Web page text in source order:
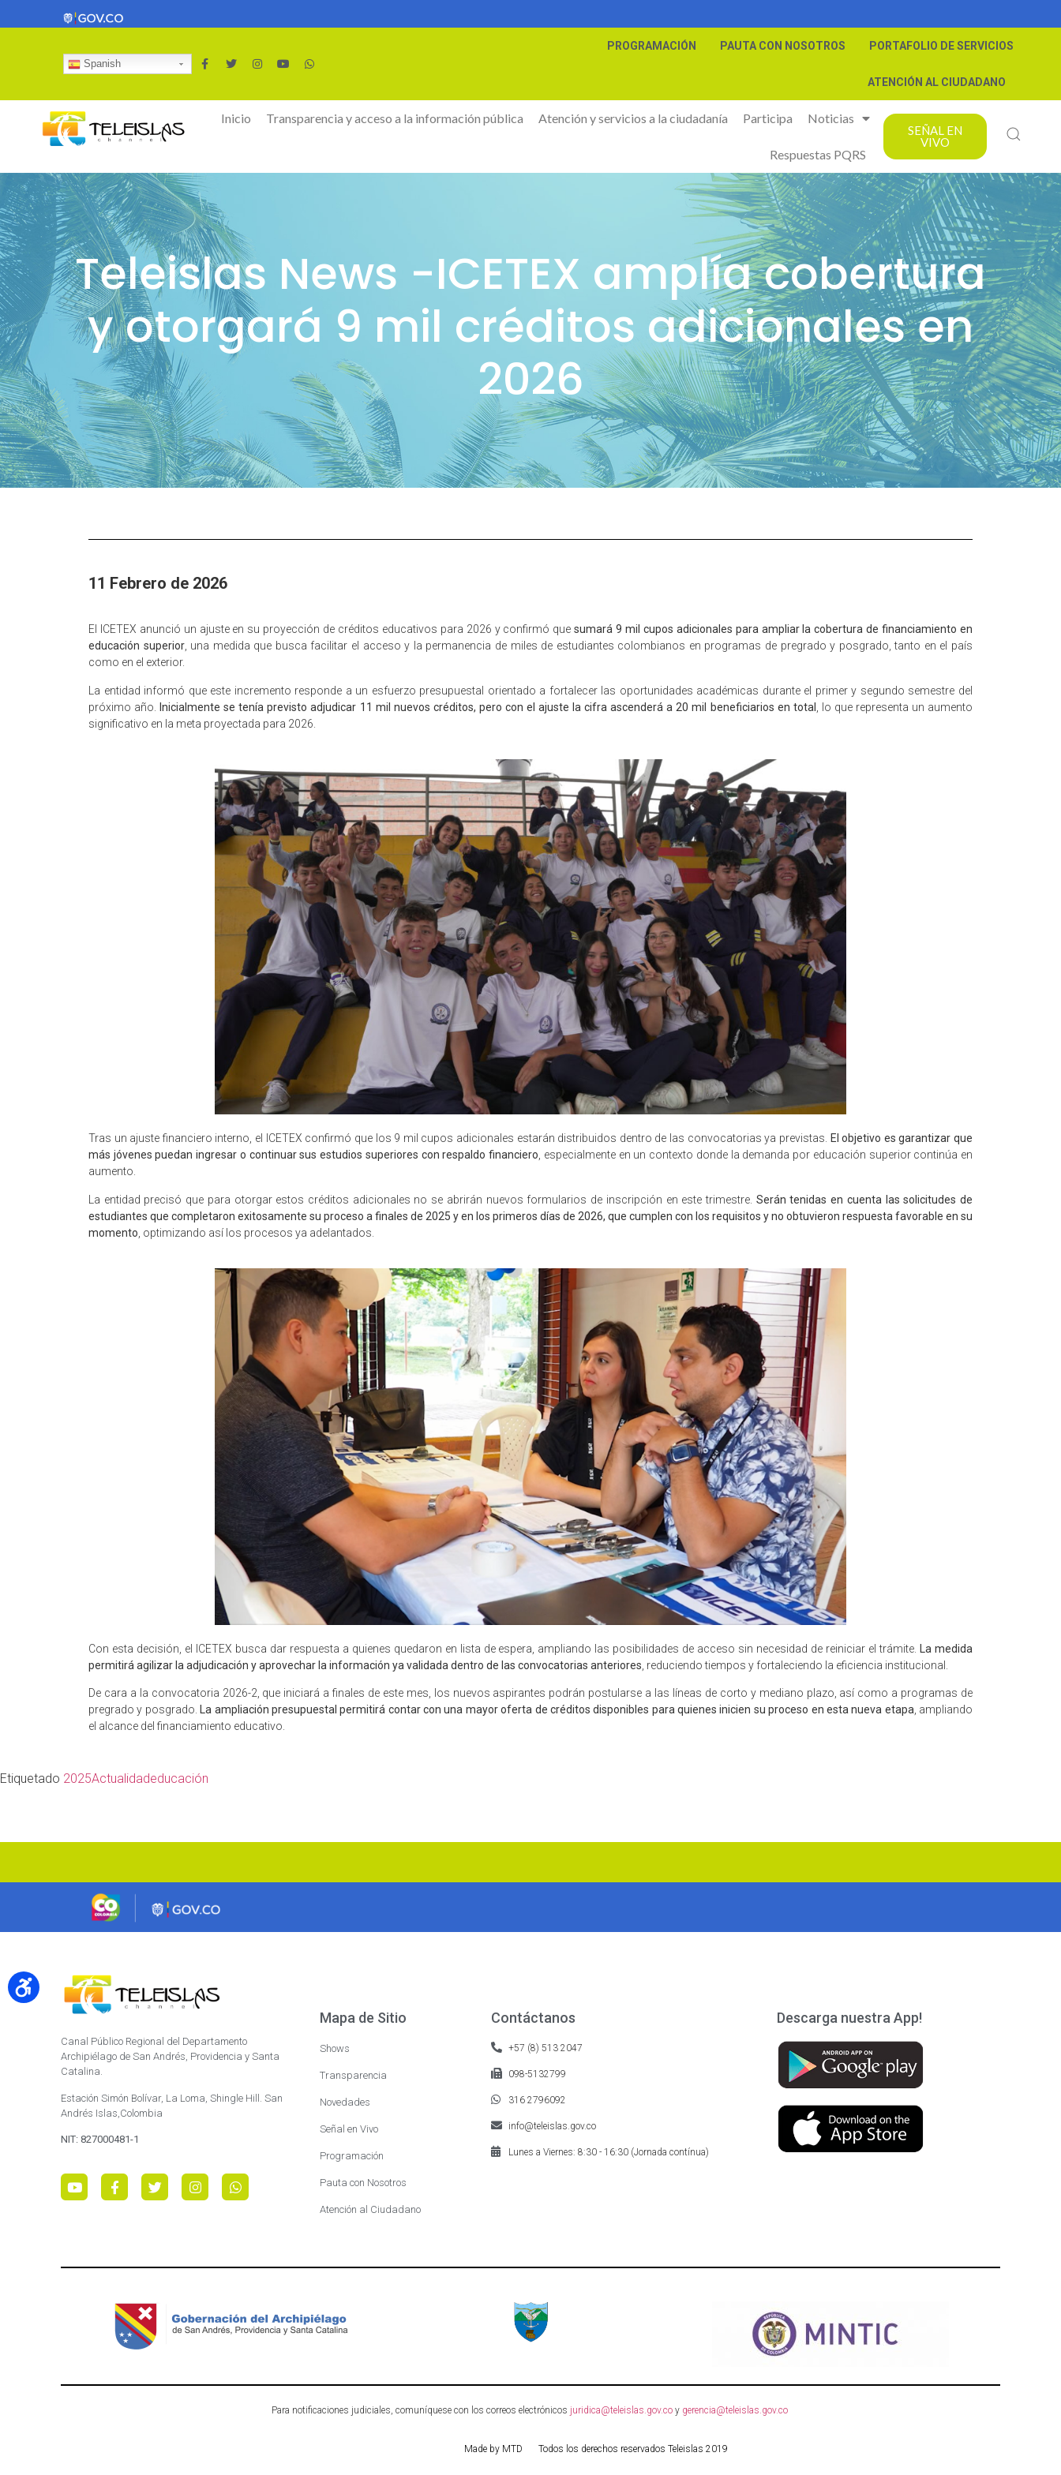
Spanish
PROGRAMACIÓN PAUTA CON NOSOTROS PORTAFOLIO DE SERVICIOS
ATENCIÓN AL CIUDADANO
Inicio Transparencia y acceso a la información pública Atención y servicios a la ciudadanía Participa Noticias
Respuestas PQRS
SEÑAL EN
VIVO
Teleislas News -ICETEX amplía cobertura
y otorgará 9 mil créditos adicionales en
2026
11 Febrero de 2026
El ICETEX anunció un ajuste en su proyección de créditos educativos para 2026 y confirmó quesumará 9 mil cupos adicionales para ampliar la cobertura de financiamiento en
educación superior, una medida que busca facilitar el acceso y la permanencia de miles de estudiantes colombianos en programas de pregrado y posgrado, tanto en el país
como en el exterior.
La entidad informó que este incremento responde a un esfuerzo presupuestal orientado a fortalecer las oportunidades académicas durante el primer y segundo semestre del
próximo año.
Inicialmente se tenía previsto adjudicar 11 mil nuevos créditos, pero con el ajuste la cifra ascenderá a 20 mil beneficiarios en total
, lo que representa un aumento
significativo en la meta proyectada para 2026.
Tras un ajuste financiero interno, el ICETEX confirmó que los 9 mil cupos adicionales estarán distribuidos dentro de las convocatorias ya previstas. El objetivo es garantizar que
más jóvenes puedan ingresar o continuar sus estudios superiores con respaldo financiero, especialmente en un contexto donde la demanda por educación superior continúa en
aumento.
La entidad precisó que para otorgar estos créditos adicionales no se abrirán nuevos formularios de inscripción en este trimestre. Serán tenidas en cuenta las solicitudes de
estudiantes que completaron exitosamente su proceso a finales de 2025 y en los primeros días de 2026, que cumplen con los requisitos y no obtuvieron respuesta favorable en su
momento , optimizando así los procesos ya adelantados.
Con esta decisión, el ICETEX busca dar respuesta a quienes quedaron en lista de espera, ampliando las posibilidades de acceso sin necesidad de reiniciar el trámite.La medida
permitirá agilizar la adjudicación y aprovechar la información ya validada dentro de las convocatorias anteriores , reduciendo tiempos y fortaleciendo la eficiencia institucional.
De cara a la convocatoria 2026-2, que iniciará a finales de este mes, los nuevos aspirantes podrán postularse a las líneas de corto y mediano plazo, así como a programas de
pregrado y posgrado.
La ampliación presupuestal permitirá contar con una mayor oferta de créditos disponibles para quienes inicien su proceso en esta nueva etapa , ampliando
el alcance del financiamiento educativo.
Etiquetado 2025Actualidadeducación
Canal Público Regional del Departamento
Archipiélago de San Andrés, Providencia y Santa
Catalina.
Estación Simón Bolívar, La Loma, Shingle Hill. San
Andrés Islas,Colombia
NIT: 827000481-1
Mapa de Sitio
Shows
Transparencia
Novedades
Señal en Vivo
Programación
Pauta con Nosotros
Atención al Ciudadano
Contáctanos
+57 (8) 513 2047
098-5132799
316 2796092
info@teleislas.gov.co
Lunes a Viernes: 8:30 - 16:30 (Jornada contínua)
Descarga nuestra App!
Para notificaciones judiciales, comuníquese con los correos electrónicos juridica@teleislas.gov.coy gerencia@teleislas.gov.co
Made by MTD Todos los derechos reservados Teleislas 2019